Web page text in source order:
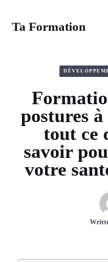
contenuTa Formation
postures
tout ce
savoir
votre